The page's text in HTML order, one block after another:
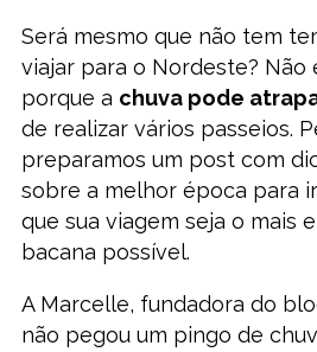
Será mesmo que não tem
viajar para o Nordeste? Não
porque a chuva pode
de realizar vários passeios.
preparamos um post com
sobre a melhor época para
que sua viagem seja o mais
bacana possível.
A Marcelle, fundadora do
não pegou um pingo de